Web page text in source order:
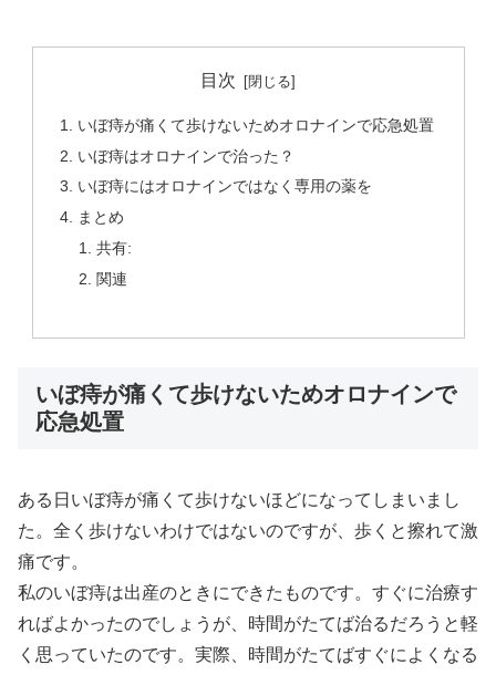
目次
いぼ痔が痛くて歩けないためオロナインで応急処置
いぼ痔はオロナインで治った？
いぼ痔にはオロナインではなく専用の薬を
まとめ
共有:
関連
いぼ痔が痛くて歩けないためオロナインで
応急処置
ある日いぼ痔が痛くて歩けないほどになってしまいまし
た。全く歩けないわけではないのですが、歩くと擦れて激
痛です。
私のいぼ痔は出産のときにできたものです。すぐに治療す
ればよかったのでしょうが、時間がたてば治るだろうと軽
く思っていたのです。実際、時間がたてばすぐによくなる